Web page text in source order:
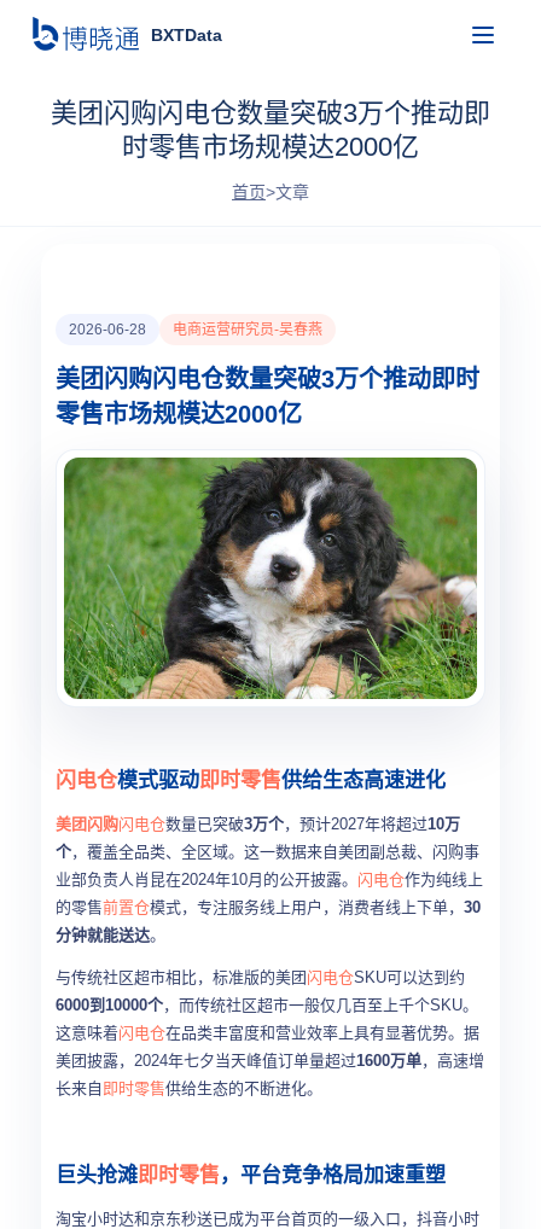
BXTData
美团闪购闪电仓数量突破3万个推动即
时零售市场规模达2000亿
首页>文章
2026-06-28 电商运营研究员-吴春燕
美团闪购闪电仓数量突破3万个推动即时
零售市场规模达2000亿
闪电仓模式驱动即时零售供给生态高速进化
美团闪购闪电仓数量已突破3万个，预计2027年将超过10万
个，覆盖全品类、全区域。这一数据来自美团副总裁、闪购事
业部负责人肖昆在2024年10月的公开披露。 闪电仓作为纯线上
的零售前置仓模式，专注服务线上用户，消费者线上下单， 30
分钟就能送达。
与传统社区超市相比，标准版的美团 闪电仓SKU可以达到约
6000到10000个，而传统社区超市一般仅几百至上千个SKU。
这意味着闪电仓在品类丰富度和营业效率上具有显著优势。据
美团披露，2024年七夕当天峰值订单量超过1600万单，高速增
长来自 即时零售供给生态的不断进化。
巨头抢滩即时零售 ，平台竞争格局加速重塑
淘宝小时达和京东秒送已成为平台首页的一级入口，抖音小时